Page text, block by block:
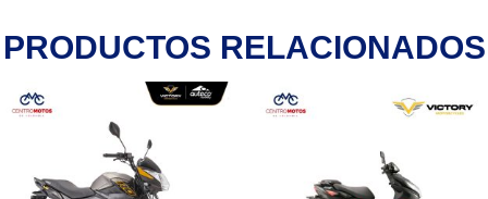
PRODUCTOS RELACIONADOS